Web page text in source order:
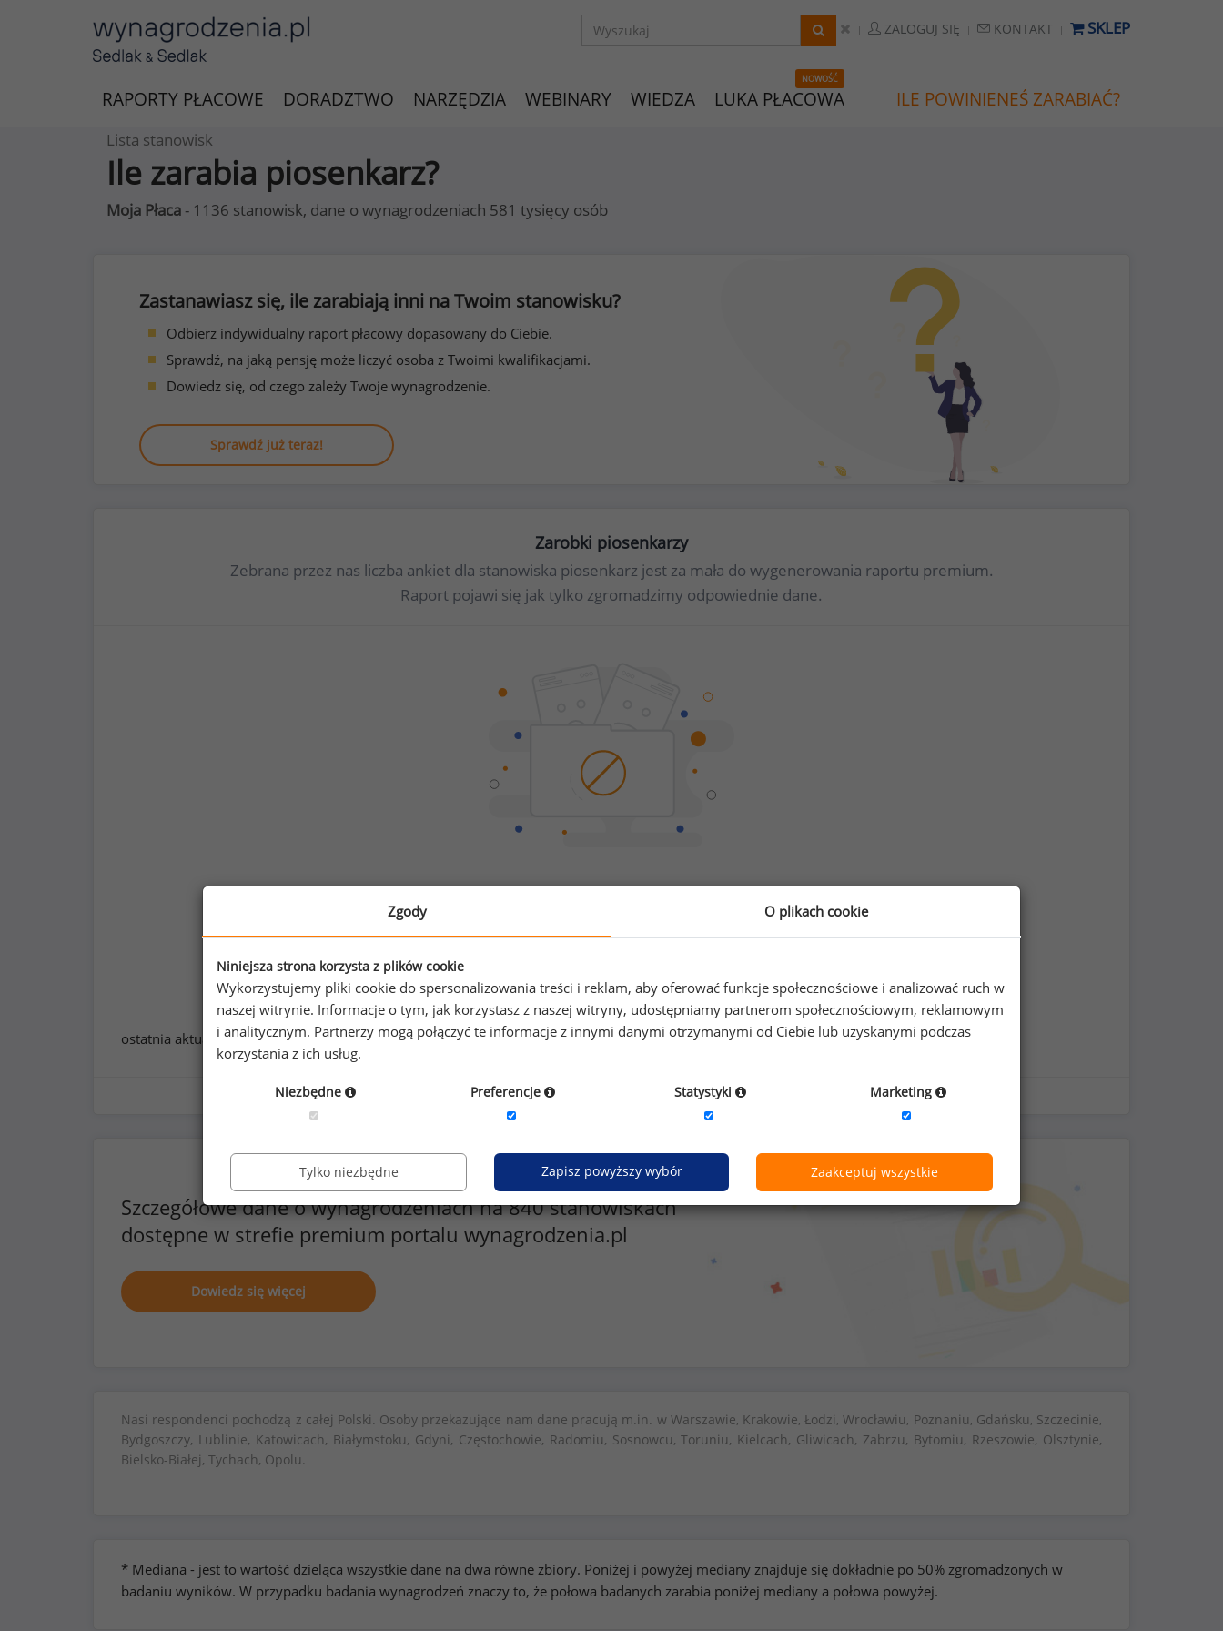
ZALOGUJ SIĘ KONTAKT SKLEP
RAPORTY PŁACOWE DORADZTWO NARZĘDZIA WEBINARY WIEDZA
NOWOŚĆ
LUKA PŁACOWA ILE POWINIENEŚ ZARABIAĆ?
Lista stanowisk
Ile zarabia piosenkarz?
Moja Płaca - 1136 stanowisk, dane o wynagrodzeniach 581 tysięcy osób
Zastanawiasz się, ile zarabiają inni na Twoim stanowisku?
Odbierz indywidualny raport płacowy dopasowany do Ciebie.
Sprawdź, na jaką pensję może liczyć osoba z Twoimi kwalifikacjami.
Dowiedz się, od czego zależy Twoje wynagrodzenie.
Sprawdź już teraz!
Zarobki piosenkarzy
Zebrana przez nas liczba ankiet dla stanowiska piosenkarz jest za mała do wygenerowania raportu premium.
Raport pojawi się jak tylko zgromadzimy odpowiednie dane.
Sprawdź ile powinieneś zarabiać
ostatnia aktualizacja:styczeń 2026
Szczegółowe dane o wynagrodzeniach na 840 stanowiskach
dostępne w strefie premium portalu wynagrodzenia.pl
Dowiedz się więcej
Nasi respondenci pochodzą z całej Polski. Osoby przekazujące nam dane pracują m.in. w Warszawie, Krakowie, Łodzi, Wrocławiu, Poznaniu, Gdańsku, Szczecinie,
Bydgoszczy, Lublinie, Katowicach, Białymstoku, Gdyni, Częstochowie, Radomiu, Sosnowcu, Toruniu, Kielcach, Gliwicach, Zabrzu, Bytomiu, Rzeszowie, Olsztynie,
Bielsko-Białej, Tychach, Opolu.
* Mediana - jest to wartość dzieląca wszystkie dane na dwa równe zbiory. Poniżej i powyżej mediany znajduje się dokładnie po 50% zgromadzonych w
badaniu wyników. W przypadku badania wynagrodzeń znaczy to, że połowa badanych zarabia poniżej mediany a połowa powyżej.
Zgody O plikach cookie
Niniejsza strona korzysta z plików cookie
Wykorzystujemy pliki cookie do spersonalizowania treści i reklam, aby oferować funkcje społecznościowe i analizować ruch w
naszej witrynie. Informacje o tym, jak korzystasz z naszej witryny, udostępniamy partnerom społecznościowym, reklamowym
i analitycznym. Partnerzy mogą połączyć te informacje z innymi danymi otrzymanymi od Ciebie lub uzyskanymi podczas
korzystania z ich usług.
Niezbędne Preferencje Statystyki Marketing
Tylko niezbędne Zapisz powyższy wybór Zaakceptuj wszystkie